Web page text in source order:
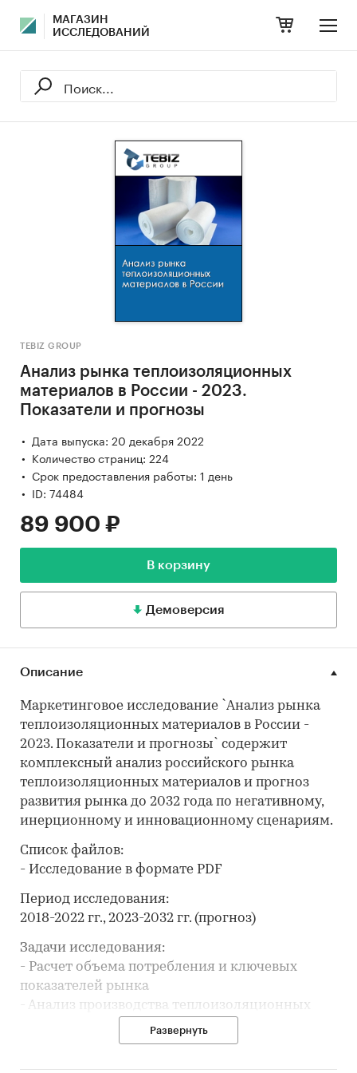
МАГАЗИН
ИССЛЕДОВАНИЙ
TEBIZ GROUP
Анализ рынка теплоизоляционных
материалов в России - 2023.
Показатели и прогнозы
Дата выпуска: 20 декабря 2022
Количество страниц: 224
Срок предоставления работы: 1 день
ID: 74484
89 900 ₽
В корзину
Демоверсия
Описание
Маркетинговое исследование `Анализ рынка
теплоизоляционных материалов в России -
2023. Показатели и прогнозы` содержит
комплексный анализ российского рынка
теплоизоляционных материалов и прогноз
развития рынка до 2032 года по негативному,
инерционному и инновационному сценариям.
Список файлов:
- Исследование в формате PDF
Период исследования:
2018-2022 гг., 2023-2032 гг. (прогноз)
Задачи исследования:
- Расчет объема потребления и ключевых
показателей рынка
- Анализ производства теплоизоляционных
- Составление рейтинга производителей
Развернуть